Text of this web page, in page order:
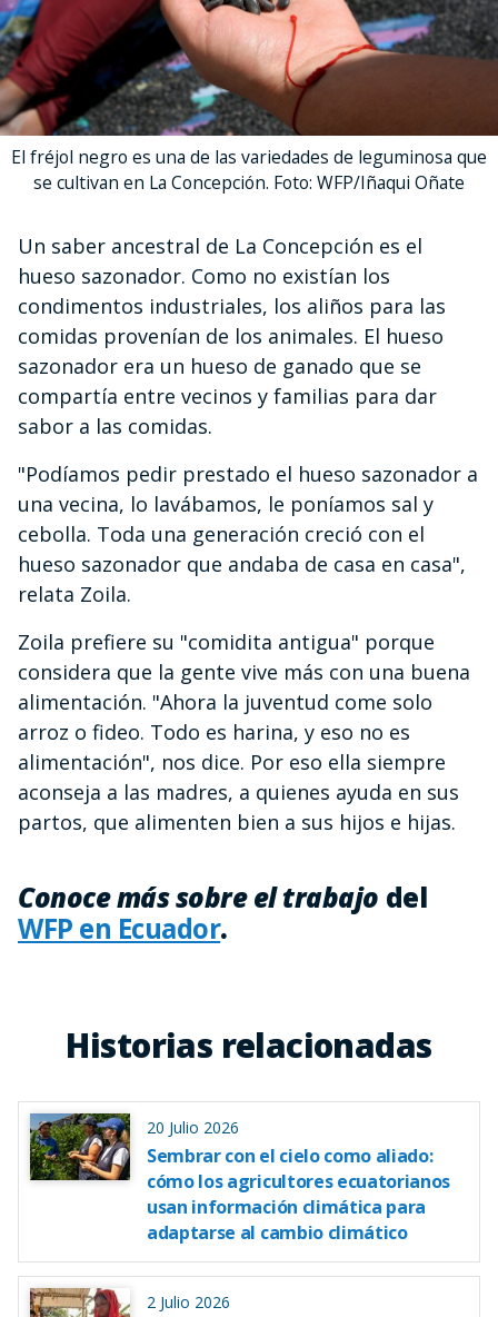
El fréjol negro es una de las variedades de leguminosa que
se cultivan en La Concepción. Foto: WFP/Iñaqui Oñate
Un saber ancestral de La Concepción es el
hueso sazonador. Como no existían los
condimentos industriales, los aliños para las
comidas provenían de los animales. El hueso
sazonador era un hueso de ganado que se
compartía entre vecinos y familias para dar
sabor a las comidas.
"Podíamos pedir prestado el hueso sazonador a
una vecina, lo lavábamos, le poníamos sal y
cebolla. Toda una generación creció con el
hueso sazonador que andaba de casa en casa",
relata Zoila.
Zoila prefiere su "comidita antigua" porque
considera que la gente vive más con una buena
alimentación. "Ahora la juventud come solo
arroz o fideo. Todo es harina, y eso no es
alimentación", nos dice. Por eso ella siempre
aconseja a las madres, a quienes ayuda en sus
partos, que alimenten bien a sus hijos e hijas.
Conoce más sobre el trabajo del
WFP en Ecuador.
Historias relacionadas
20 Julio 2026
Sembrar con el cielo como aliado:
cómo los agricultores ecuatorianos
usan información climática para
adaptarse al cambio climático
2 Julio 2026